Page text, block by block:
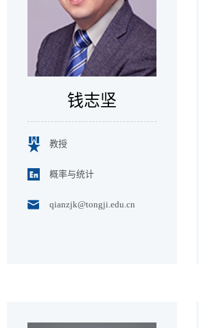
钱志坚
教授
概率与统计
qianzjk@tongji.edu.cn